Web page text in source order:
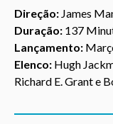
Direção: James
Duração: 137
Lançamento:
Elenco: Hugh
Richard E. Grant e